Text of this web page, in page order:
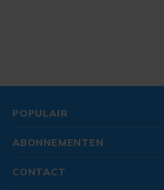
POPULAIR
ABONNEMENTEN
CONTACT